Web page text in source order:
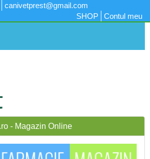
canivetprest@gmail.com
SHOP
Contul meu
- Magazin Online